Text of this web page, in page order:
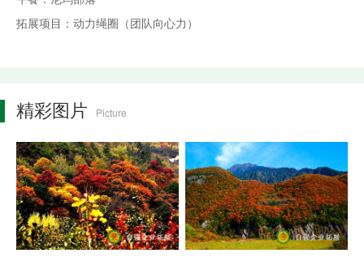
拓展项目：动力绳圈（团队向心力）
精彩图片 Picture